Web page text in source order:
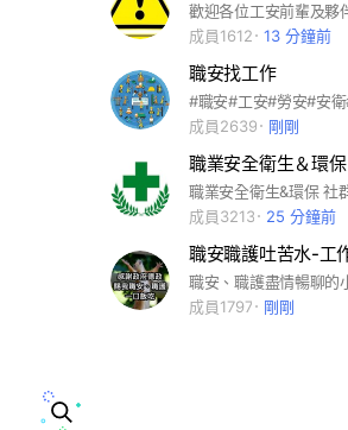
成員1612
13 分鐘前
職安找工作
成員2639
剛剛
職業安全衛生＆環保
成員3213
25 分鐘前
成員1797
剛剛